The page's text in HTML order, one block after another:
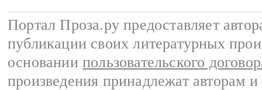
Портал Проза.ру предоставляет
публикации своих литературных
основании пользовательского
произведения принадлежат авторам